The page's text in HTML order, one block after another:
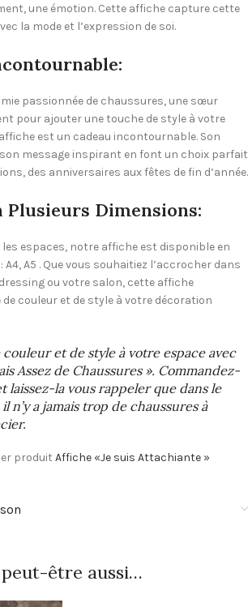
une émotion. Cette affiche capture cette
la mode et l’expression de soi.
passionnée de chaussures, une sœur
pour ajouter une touche de style à votre
est un cadeau incontournable. Son
message inspirant en font un choix parfait
des anniversaires aux fêtes de fin d’année.
Plusieurs Dimensions:
les espaces, notre affiche est disponible en
A5 . Que vous souhaitiez l’accrocher dans
ou votre salon, cette affiche
couleur et de style à votre décoration
et de style à votre espace avec
Assez de Chaussures ». Commandez-
laissez-la vous rappeler que dans le
n’y a jamais trop de chaussures à
produit Affiche «Je suis Attachiante »
être aussi…